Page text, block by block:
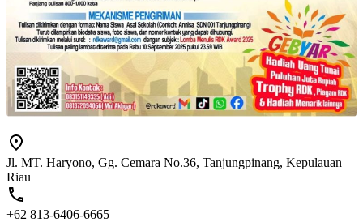
Jl. MT. Haryono, Gg. Cemara No.36, Tanjungpinang, Kepulauan
Riau
+62 813-6406-6665